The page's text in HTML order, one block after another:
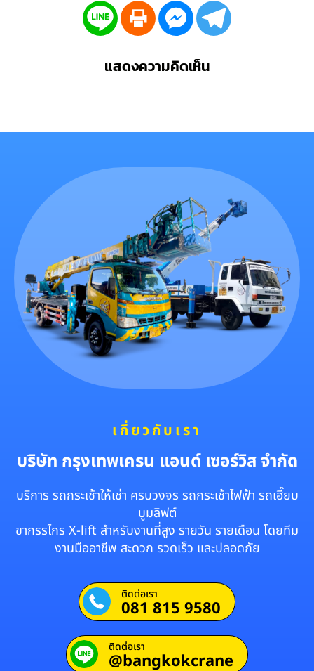
แสดงความคิดเห็น
เกี่ยวกับเรา
บริษัท กรุงเทพเครน แอนด์ เซอร์วิส จำกัด
บริการ รถกระเช้าให้เช่า ครบวงจร รถกระเช้าไฟฟ้า รถเฮี๊ยบ
บูมลิฟต์
ขากรรไกร X-lift สำหรับงานที่สูง รายวัน รายเดือน โดยทีม
งานมืออาชีพ สะดวก รวดเร็ว และปลอดภัย
ติดต่อเรา
081 815 9580
ติดต่อเรา
@bangkokcrane